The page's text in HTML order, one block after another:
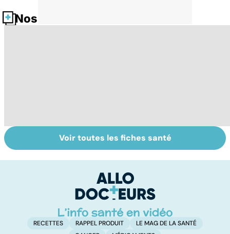
Nos fiches santé
Tout savoir sur
les infections
Inflammation des
amygdales : que
d'angine ?
Voir toutes les fiches santé
RECETTES RAPPEL PRODUIT
LE MAG DE LA SANTÉ